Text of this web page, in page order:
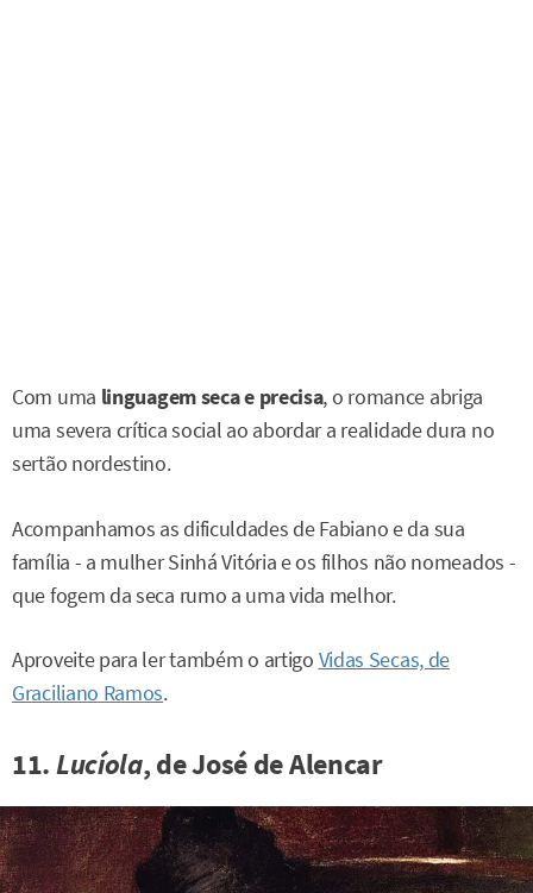
Com uma linguagem seca e precisa, o romance abriga
uma severa crítica social ao abordar a realidade dura no
sertão nordestino.
Acompanhamos as dificuldades de Fabiano e da sua
família - a mulher Sinhá Vitória e os filhos não nomeados -
que fogem da seca rumo a uma vida melhor.
Aproveite para ler também o artigo Vidas Secas, de
Graciliano Ramos.
11.Lucíola, de José de Alencar